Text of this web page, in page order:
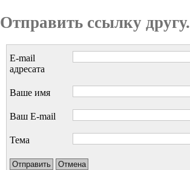
Отправить ссылку другу.
E-mail
адресата
Ваше имя
Ваш E-mail
Тема
Отправить Отмена